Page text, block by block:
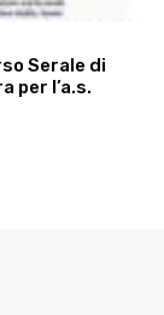
Serale di
per l’a.s.